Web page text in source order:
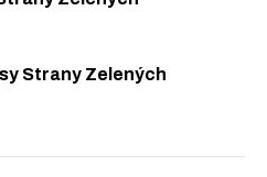
Strany Zelených